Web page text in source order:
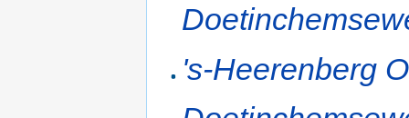
's-Heerenberg